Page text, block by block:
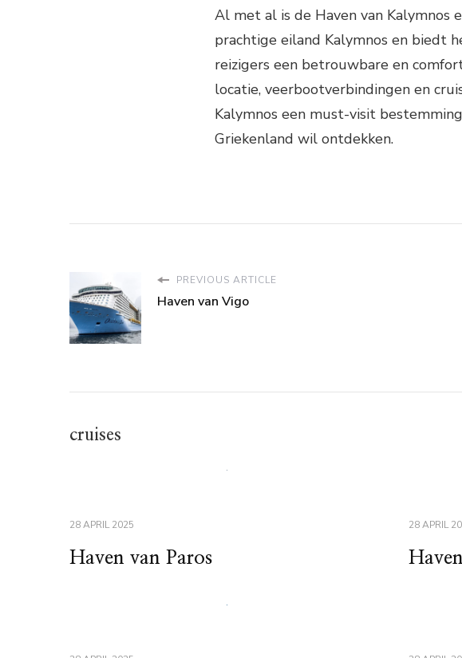
Al met al is de Haven van
prachtige eiland Kalymnos en biedt
reizigers een betrouwbare en
locatie, veerbootverbindingen en
Kalymnos een must-visit
Griekenland wil ontdekken.
PREVIOUS ARTICLE
Haven van Vigo
cruises
28 APRIL 2025
Haven van Paros
28 APRIL